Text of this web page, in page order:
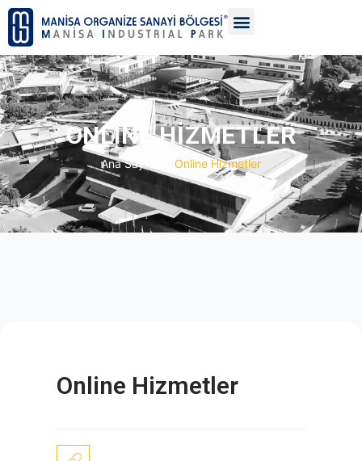
ONLINE HİZMETLER
Ana Sayfa Online Hizmetler
Online Hizmetler